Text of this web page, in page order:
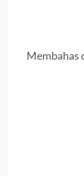
Membahas